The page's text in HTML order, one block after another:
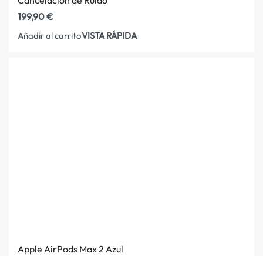
199,90€
Añadir al carritoVISTA RÁPIDA
Apple AirPods Max 2 Azul